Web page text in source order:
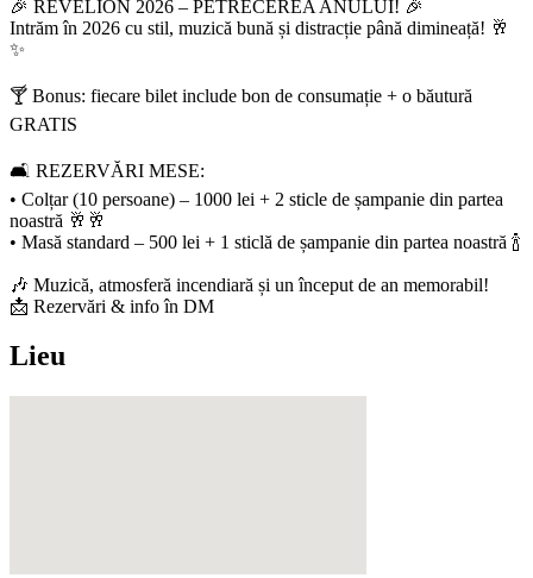
🎉 REVELION 2026 – PETRECEREA ANULUI! 🎉
Intrăm în 2026 cu stil, muzică bună și distracție până dimineață! 🥂
✨
🍸 Bonus: fiecare bilet include bon de consumație + o băutură
GRATIS
🛋 REZERVĂRI MESE:
• Colțar (10 persoane) – 1000 lei + 2 sticle de șampanie din partea
noastră 🥂🥂
• Masă standard – 500 lei + 1 sticlă de șampanie din partea noastră 🍾
🎶 Muzică, atmosferă incendiară și un început de an memorabil!
📩 Rezervări & info în DM
Lieu